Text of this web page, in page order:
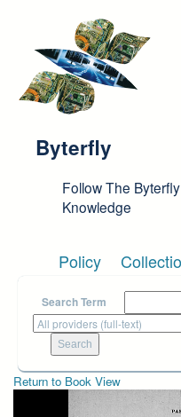
Byterfly
Follow The
Knowledge
Policy
Search Term
Return to Book View